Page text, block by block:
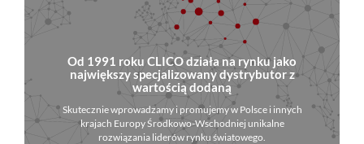
Od 1991 roku CLICO działa na rynku jako
największy specjalizowany dystrybutor z
wartością dodaną
Skutecznie wprowadzamy i promujemy w Polsce i innych
krajach Europy Środkowo-Wschodniej unikalne
rozwiązania liderów rynku światowego.